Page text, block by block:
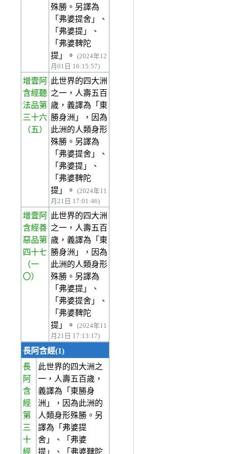
殊勝。另譯為
「弗婆提舍」、
「弗婆提」、
「弗婆鞞陀
提」。
(2024年12
月01日 16:15:57)
增壹阿
含經聽
法品第
三十六
（五）
此世界的四大洲
之一，人壽五百
歲，義譯為「東
勝身洲」，因為
此洲的人類身形
殊勝。另譯為
「弗婆提舍」、
「弗婆提」、
「弗婆鞞陀
提」。
(2024年11
月21日 17:01:46)
增壹阿
含經善
惡品第
四十七
（一
〇）
此世界的四大洲
之一，人壽五百
歲，義譯為「東
勝身洲」，因為
此洲的人類身形
殊勝。另譯為
「弗婆提」、
「弗婆提舍」、
「弗婆鞞陀
提」。
(2024年11
月21日 17:13:17)
長阿含經(1)
長
阿
含
經
第
三
十
經
此世界的四大洲之
一，人壽五百歲，
義譯為「東勝身
洲」，因為此洲的
人類身形殊勝。另
譯為「弗婆提
舍」、「弗婆
提」、「弗婆鞞陀